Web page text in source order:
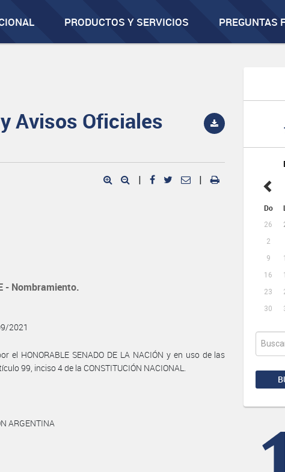
PRODUCTOS Y SERVICIOS PREGUNTAS
Do
26
2
9
16
23
30
Avisos Oficiales
| |
- Nombramiento.
2021
el HONORABLE SENADO DE LA NACIÓN y en uso de las
99, inciso 4 de la CONSTITUCIÓN NACIONAL.
ARGENTINA